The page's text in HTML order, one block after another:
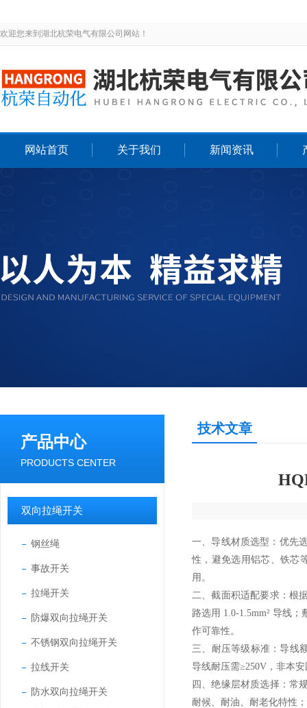
欢迎您来到湖北杭荣电气有限公司网站！
网站首页 关于我们 新闻资讯
产品中心
PRODUCTS CENTER
双向拉绳开关
钢丝绳
事故开关
拉绳开关
防爆双向拉绳开关
不锈钢双向拉绳开关
拉线开关
防水双向拉绳开关
技术文章
一、导线材质选型：优先
性，避免选用铝芯、铁芯
用。
二、截面积适配要求：根
路选用 1.0-1.5mm² 导线
作可靠性。
三、耐压等级标准：导线
导线耐压需≥250V，非本
四、绝缘层材质选择：常
耐候、耐油、耐老化特性